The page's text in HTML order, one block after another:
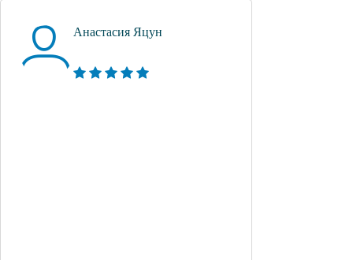
Анастасия Яцун